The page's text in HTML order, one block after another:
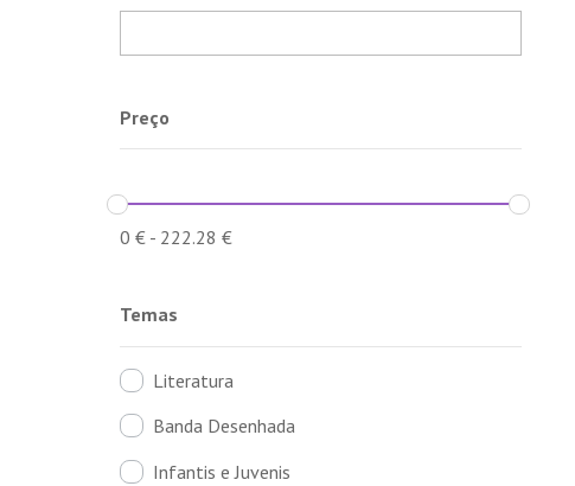
Preço
0 €- 222.28 €
Temas
Literatura
Banda Desenhada
Infantis e Juvenis